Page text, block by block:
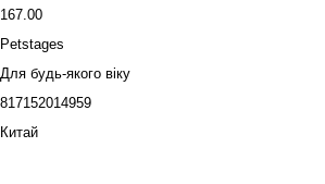
167.00
Petstages
Для будь-якого віку
817152014959
Китай